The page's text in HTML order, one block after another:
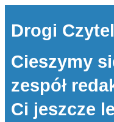
Drogi
Cieszymy
zespół
Ci jeszcze